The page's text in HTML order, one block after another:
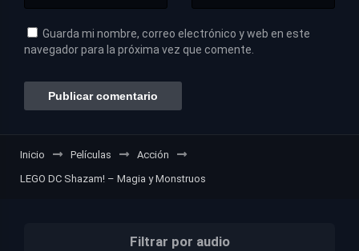
Guarda mi nombre, correo electrónico y web en este
navegador para la próxima vez que comente.
Inicio Películas
Acción
LEGO DC Shazam! – Magia y Monstruos
Filtrar por audio